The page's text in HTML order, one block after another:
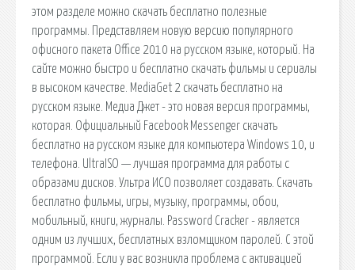
этом разделе можно скачать бесплатно полезные
программы. Представляем новую версию популярного
офисного пакета Office 2010 на русском языке, который. На
сайте можно быстро и бесплатно скачать фильмы и сериалы
в высоком качестве. MediaGet 2 скачать бесплатно на
русском языке. Медиа Джет - это новая версия программы,
которая. Официальный Facebook Messenger скачать
бесплатно на русском языке для компьютера Windows 10, и
телефона. UltraISO — лучшая программа для работы с
образами дисков. Ультра ИСО позволяет создавать. Скачать
бесплатно фильмы, игры, музыку, программы, обои,
мобильный, книги, журналы. Password Cracker - является
одним из лучших, бесплатных взломщиком паролей. С этой
программой. Если у вас возникла проблема с активацией